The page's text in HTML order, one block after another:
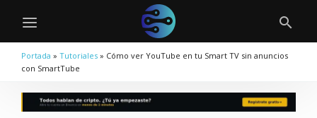
Portada » Tutoriales » Cómo ver YouTube en tu Smart TV sin anuncios
con SmartTube